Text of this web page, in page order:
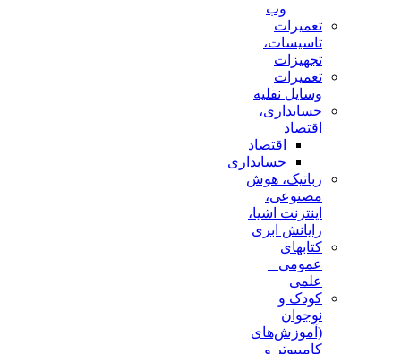
وب
تعمیرات
تاسیسات،
تجهیزات
تعمیرات
وسایل نقلیه
حسابداری،
اقتصاد
اقتصاد
حسابداری
رباتیک، هوش
مصنوعی،
اینترنت اشیا،
رایانش ابری
کتابهای
عمومی _
علمی
کودک و
نوجوان
(آموزش‌های
کامپیوتر و